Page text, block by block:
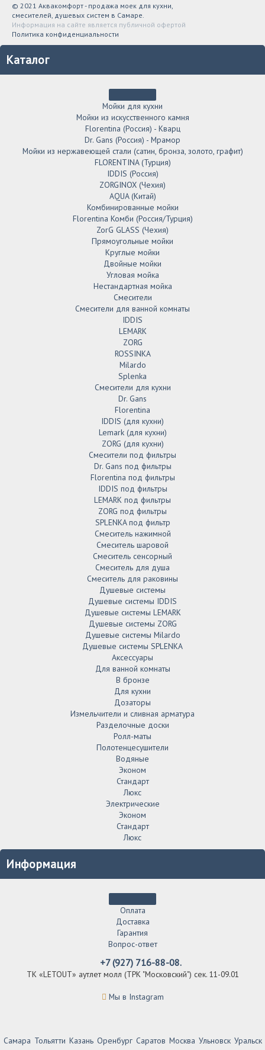
© 2021 Аквакомфорт - продажа моек для кухни,
смесителей, душевых систем в Самаре.
Информация на сайте является публичной офертой
Политика конфиденциальности
Каталог
Мойки для кухни
Мойки из искусственного камня
Florentina (Россия) - Кварц
Dr. Gans (Россия) - Мрамор
Мойки из нержавеющей стали (сатин, бронза, золото, графит)
FLORENTINA (Турция)
IDDIS (Россия)
ZORGINOX (Чехия)
AQUA (Китай)
Комбинированные мойки
Florentina Комби (Россия/Турция)
ZorG GLASS (Чехия)
Прямоугольные мойки
Круглые мойки
Двойные мойки
Угловая мойка
Нестандартная мойка
Смесители
Смесители для ванной комнаты
IDDIS
LEMARK
ZORG
ROSSINKA
Milardo
Splenka
Смесители для кухни
Dr. Gans
Florentina
IDDIS (для кухни)
Lemark (для кухни)
ZORG (для кухни)
Смесители под фильтры
Dr. Gans под фильтры
Florentina под фильтры
IDDIS под фильтры
LEMARK под фильтры
ZORG под фильтры
SPLENKA под фильтр
Смеситель нажимной
Смеситель шаровой
Смеситель сенсорный
Смеситель для душа
Смеситель для раковины
Душевые системы
Душевые системы IDDIS
Душевые системы LEMARK
Душевые системы ZORG
Душевые системы Milardo
Душевые системы SPLENKA
Аксессуары
Для ванной комнаты
В бронзе
Для кухни
Дозаторы
Измельчители и сливная арматура
Разделочные доски
Ролл-маты
Полотенцесушители
Водяные
Эконом
Стандарт
Люкс
Электрические
Эконом
Стандарт
Люкс
Информация
Оплата
Доставка
Гарантия
Вопрос-ответ
+7 (927) 716-88-08.
ТК «LETOUT» аутлет молл (ТРК "Московский") сек. 11-09.01
Мы в Instagram
Самара Тольятти Казань Оренбург Саратов Москва Ульновск Уральск